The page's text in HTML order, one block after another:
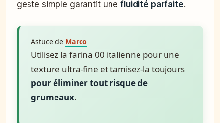
geste simple garantit une fluidité parfaite.
Astuce de Marco
Utilisez la farina 00 italienne pour une
texture ultra-fine et tamisez-la toujours
pour éliminer tout risque de
grumeaux.